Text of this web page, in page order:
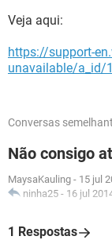
Veja aqui:
https://support-
unavailable/
Conversas
Não consigo
MaysaKauling - 15 jul
ninha25 - 16 jul
1 Respostas